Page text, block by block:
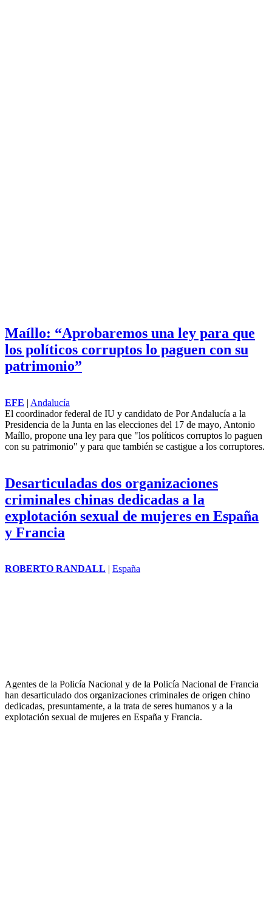
Maíllo: “Aprobaremos una ley para que
los políticos corruptos lo paguen con su
patrimonio”
EFE | Andalucía
El coordinador federal de IU y candidato de Por Andalucía a la
Presidencia de la Junta en las elecciones del 17 de mayo, Antonio
Maíllo, propone una ley para que "los políticos corruptos lo paguen
con su patrimonio" y para que también se castigue a los corruptores.
Desarticuladas dos organizaciones
criminales chinas dedicadas a la
explotación sexual de mujeres en España
y Francia
ROBERTO RANDALL España
Agentes de la Policía Nacional y de la Policía Nacional de Francia
han desarticulado dos organizaciones criminales de origen chino
dedicadas, presuntamente, a la trata de seres humanos y a la
explotación sexual de mujeres en España y Francia.